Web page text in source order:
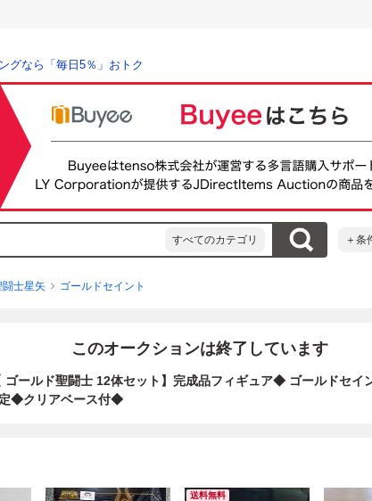
グなら「毎日5％」おトク
すべてのカテゴリ ＋条
闘士星矢 ゴールドセイント
このオークションは終了しています
ールド聖闘士 12体セット】完成品フィギュア◆ ゴールドセ
◆クリアベース付◆
送料無料